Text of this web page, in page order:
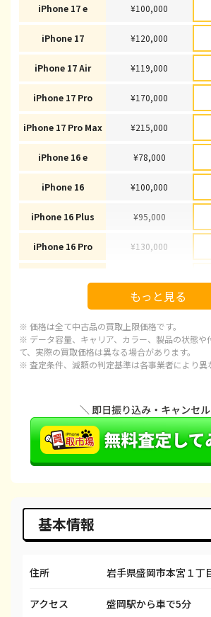
iPhone 17 e
iPhone 17
iPhone 17 Air
iPhone 17 Pro
iPhone 17 Pro Max
iPhone 16 e
iPhone 16
iPhone 16 Plus
iPhone 16 Pro
iPhone 15 Plus
iPhone 15 Pro
iPhone 14 Plus
iPhone 14
iPhone 14 Pro Max
iPhone SE 3
iPhone 13
iPhone 13 mini
¥100,000
¥120,000
¥119,000
¥170,000
¥215,000
¥78,000
¥100,000
¥95,000
¥130,000
¥72,000
¥68,000
¥95,000
¥55,000
¥22,000
¥33,000
¥33,000
もっと見る
※ 価格は全て中古品の買取上限価格です。
※ データ容量、キャリア、カラー、製品の状態や
て、実際の買取価格は異なる場合があります。
※ 査定条件、減額の判定基準は各事業者により異
基本情報
住所 岩手県盛岡市本宮１丁
アクセス 盛岡駅から車で5分